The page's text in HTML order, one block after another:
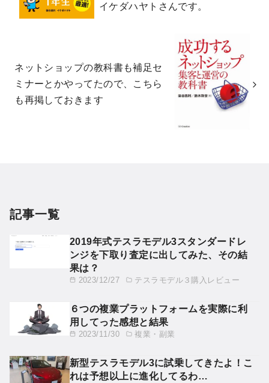
イケダハヤトさんです。
ネットショップの教科書も補足セ
ミナーとかやってたので、こちら
も再掲しておきます
記事一覧
2023/12/27 テスラモデル３購入レビュー
2019年式テスラモデル3スタンダードレ
ンジを下取り査定に出してみた、その結
果は？
2023/11/30 複業・副業
６つの複業プラットフォームを実際に利
用してった感想と結果
新型テスラモデル3に試乗してきたよ！こ
れは予想以上に進化してるわ…